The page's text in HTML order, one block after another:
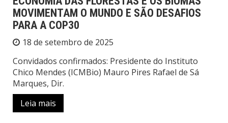
MOVIMENTAM O MUNDO E SÃO DESAFIOS
PARA A COP30
18 de setembro de 2025
Convidados confirmados: Presidente do Instituto
Chico Mendes (ICMBio) Mauro Pires Rafael de Sá
Marques, Dir.
Leia mais